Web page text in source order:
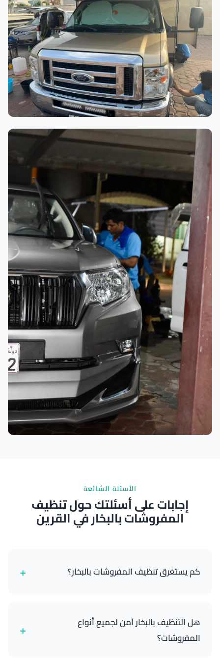
عملية الغسيل
الأسئلة الشائعة
إجابات على أسئلتك حول تنظيف
المفروشات بالبخار في القرين
كم يستغرق تنظيف المفروشات بالبخار؟ +
سيارتك وحالة المفروشات.
هل التنظيف بالبخار آمن لجميع أنواع
المفروشات؟
+